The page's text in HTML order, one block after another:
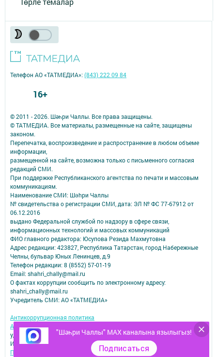
"Шәһри Чаллы" MAX каналына язылыгыз!
Подписаться
© 2011 - 2026. Шәһри Чаллы. Все права защищены.
© ТАТМЕДИА. Все материалы, размещенные на сайте, защищены
законом.
Перепечатка, воспроизведение и распространение в любом объеме
информации,
размещенной на сайте, возможна только с письменного согласия
редакций СМИ.
При поддержке Республиканского агентства по печати и массовым
коммуникациям.
Наименование СМИ: Шəhри Чаллы
№ свидетельства о регистрации СМИ, дата: ЭЛ № ФС 77-67912 от
06.12.2016
выдано Федеральной службой по надзору в сфере связи,
информационных технологий и массовых коммуникаций
ФИО главного редактора: Юсупова Резида Махмутовна
Адрес редакции: 423827, Республика Татарстан, город Набережные
Челны, бульвар Юных Ленинцев, д.9
Телефон редакции: 8 (8552) 57-01-19
Email: shahri_chally@mail.ru
О фактах коррупции сообщить по электронному адресу:
shahri_chally@mail.ru
Учредитель СМИ: АО «ТАТМЕДИА»
Антикоррупционная политика
АО «ТАТМЕДИА» использует «cookie»
для персонализации сервисов и
удобства пользователей сайтом.
Использование «cookie» можно отменить в настройках браузера.
Политика конфиденциальности
Телефон АО «ТАТМЕДИА»:(843) 222 09 84
16+